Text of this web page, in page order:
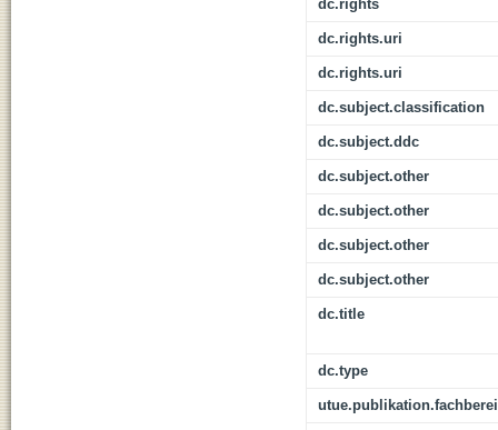
dc.rights
dc.rights.uri
dc.rights.uri
dc.subject.classification
dc.subject.ddc
dc.subject.other
dc.subject.other
dc.subject.other
dc.subject.other
dc.title
dc.type